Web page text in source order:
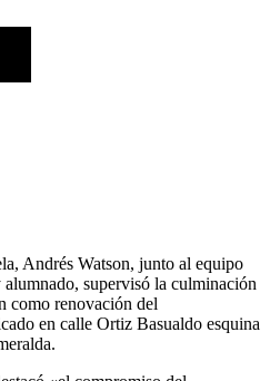
Andrés Watson, junto al equipo
supervisó la culminación
como renovación del
en calle Ortiz Basualdo esquina